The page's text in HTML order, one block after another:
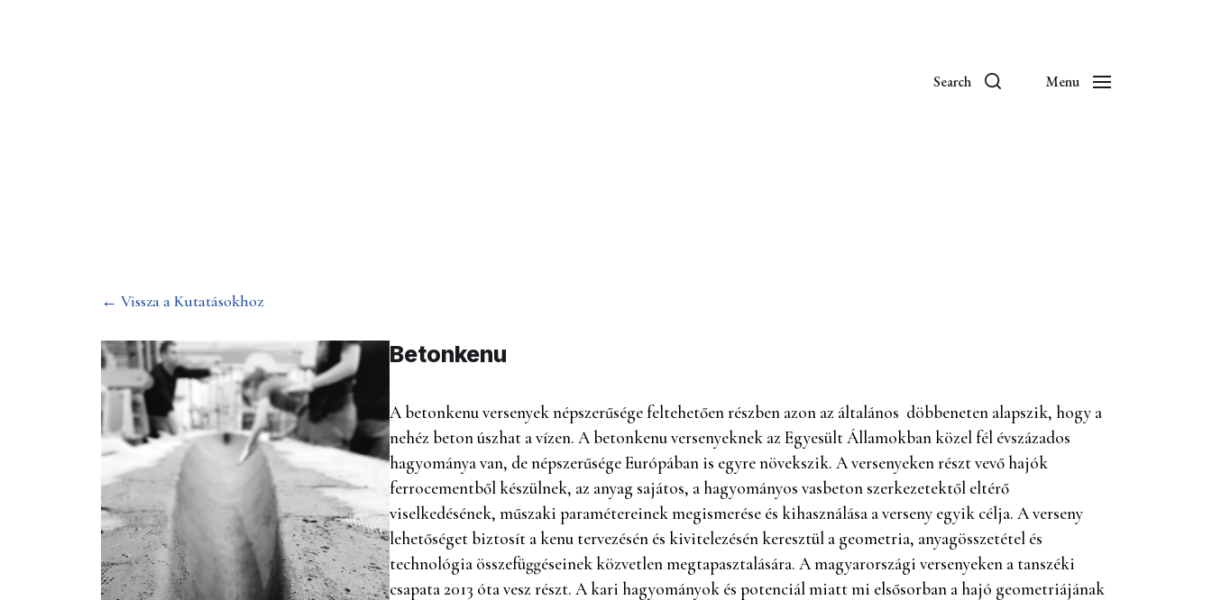
Search Menu
← Vissza a Kutatásokhoz
Betonkenu
A betonkenu versenyek népszerűsége feltehetően részben azon az általános döbbeneten alapszik, hogy a
nehéz beton úszhat a vízen. A betonkenu versenyeknek az Egyesült Államokban közel fél évszázados
hagyománya van, de népszerűsége Európában is egyre növekszik. A versenyeken részt vevő hajók
ferrocementből készülnek, az anyag sajátos, a hagyományos vasbeton szerkezetektől eltérő
viselkedésének, műszaki paramétereinek megismerése és kihasználása a verseny egyik célja. A verseny
lehetőséget biztosít a kenu tervezésén és kivitelezésén keresztül a geometria, anyagösszetétel és
technológia összefüggéseinek közvetlen megtapasztalására. A magyarországi versenyeken a tanszéki
csapata 2013 óta vesz részt. A kari hagyományok és potenciál miatt mi elsősorban a hajó geometriájának